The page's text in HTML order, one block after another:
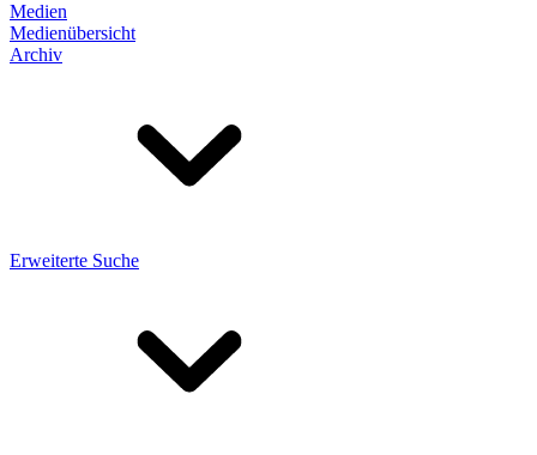
Medien
Medienübersicht
Archiv
Erweiterte Suche